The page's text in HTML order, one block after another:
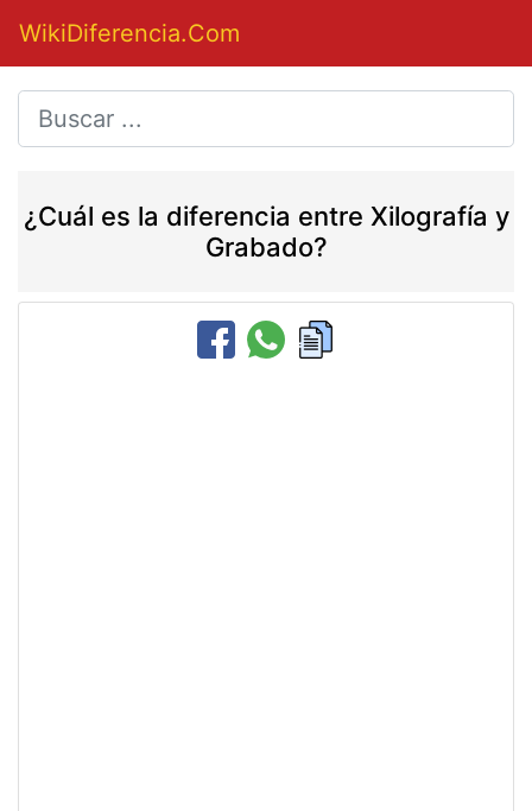
WikiDiferencia.Com
¿Cuál es la diferencia entre Xilografía y
Grabado?